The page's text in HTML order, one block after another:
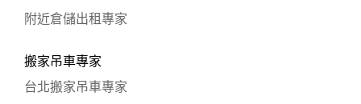
附近倉儲出租專家
搬家吊車專家
台北搬家吊車專家